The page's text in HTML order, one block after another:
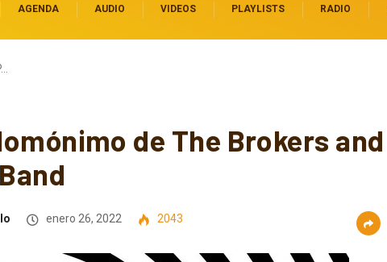
AGENDA AUDIO VIDEOS PLAYLISTS RADIO
de The Brokers and
enero 26, 2022 2043